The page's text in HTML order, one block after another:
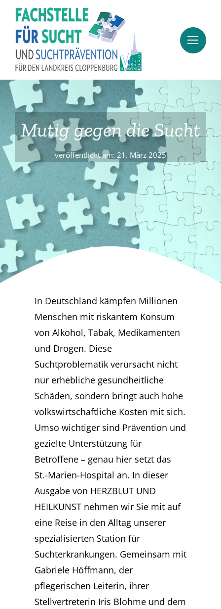
Zum
Inhalt
springen
Mutig gegen die Sucht
veröffentlicht am: 21. März 2025
In Deutschland kämpfen Millionen
Menschen mit riskantem Konsum
von Alkohol, Tabak, Medikamenten
und Drogen. Diese
Suchtproblematik verursacht nicht
nur erhebliche gesundheitliche
Schäden, sondern bringt auch hohe
volkswirtschaftliche Kosten mit sich.
Umso wichtiger sind Prävention und
gezielte Unterstützung für
Betroffene – genau hier setzt das
St.-Marien-Hospital an. In dieser
Ausgabe von HERZBLUT UND
HEILKUNST nehmen wir Sie mit auf
eine Reise in den Alltag unserer
spezialisierten Station für
Suchterkrankungen. Gemeinsam mit
Gabriele Höffmann, der
pflegerischen Leiterin, ihrer
Stellvertreterin Iris Blohme und dem